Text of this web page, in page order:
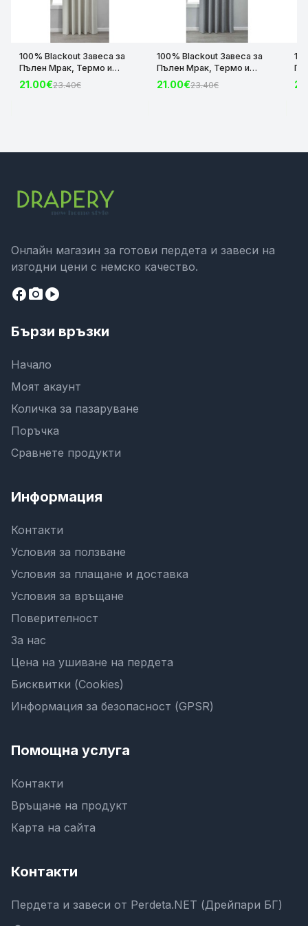
100% Blackout Завеса за
Пълен Мрак, Термо и
Шумоизолираща с коланче
цвят Крем, 175х140 и
21.00€23.40€
100% Blackout Завеса за
Пълен Мрак, Термо и
Шумоизолираща с коланче
цвят Сив, 175х140 и
21.00€23.40€
Онлайн магазин за готови пердета и завеси на
изгодни цени с немско качество.
facebookcamera_altplay_circle
Бързи връзки
Начало
Моят акаунт
Количка за пазаруване
Поръчка
Сравнете продукти
Информация
Контакти
Условия за ползване
Условия за плащане и доставка
Условия за връщане
Поверителност
За нас
Цена на ушиване на пердета
Бисквитки (Cookies)
Информация за безопасност (GPSR)
Помощна услуга
Контакти
Връщане на продукт
Карта на сайта
Контакти
Пердета и завеси от Perdeta.NET (Дрейпари БГ)